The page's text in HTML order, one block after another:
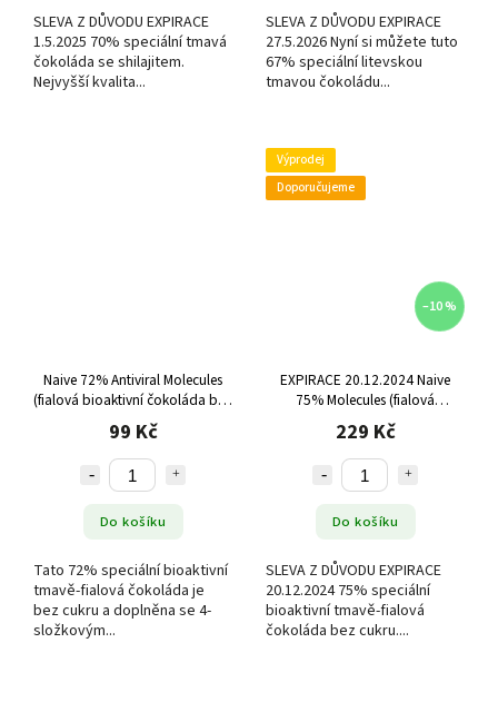
SLEVA Z DŮVODU EXPIRACE
1.5.2025 70% speciální tmavá
čokoláda se shilajitem.
Nejvyšší kvalita...
SLEVA Z DŮVODU EXPIRACE
27.5.2026 Nyní si můžete tuto
67% speciální litevskou
tmavou čokoládu...
Naive 72% Antiviral Molecules
(fialová bioaktivní čokoláda bez
cukru), 20g
99 Kč
Do košíku
Tato 72% speciální bioaktivní
tmavě-fialová čokoláda je
bez cukru a doplněna se 4-
složkovým...
Výprodej
Doporučujeme
–10 %
EXPIRACE 20.12.2024 Naive
75% Molecules (fialová
bioaktivní čokoláda bez cukru),
57g
229 Kč
Do košíku
SLEVA Z DŮVODU EXPIRACE
20.12.2024 75% speciální
bioaktivní tmavě-fialová
čokoláda bez cukru....